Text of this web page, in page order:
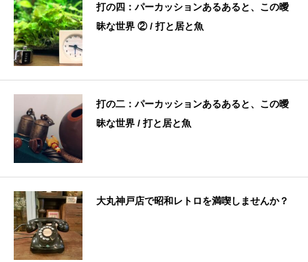
打の四：パーカッションあるあると、この曖
昧な世界 ② / 打と居と魚
打の二：パーカッションあるあると、この曖
昧な世界 / 打と居と魚
大丸神戸店で昭和レトロを満喫しませんか？